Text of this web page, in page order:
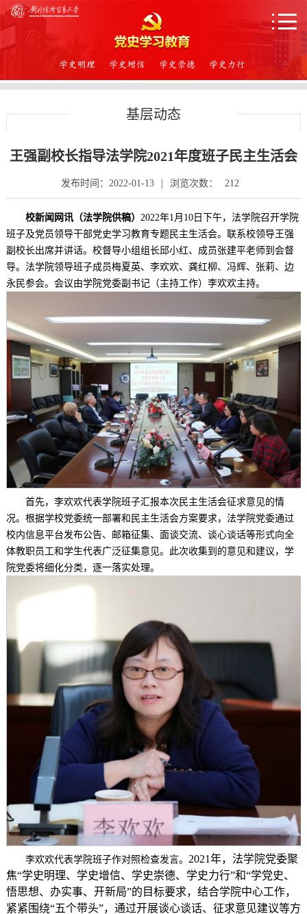
基层动态
王强副校长指导法学院2021年度班子民主生活会
发布时间：2022-01-13 浏览次数： 212
校新闻网讯（法学院供稿） 2022年1月10日下午，法学院召开学院
班子及党员领导干部党史学习教育专题民主生活会。联系校领导王强
副校长出席并讲话。校督导小组组长邱小红、成员张建平老师到会督
导。法学院领导班子成员梅夏英、李欢欢、龚红柳、冯辉、张莉、边
永民参会。会议由学院党委副书记（主持工作）李欢欢主持。
首先，李欢欢代表学院班子汇报本次民主生活会征求意见的情
况。根据学校党委统一部署和民主生活会方案要求，法学院党委通过
校内信息平台发布公告、邮箱征集、面谈交流、谈心谈话等形式向全
体教职员工和学生代表广泛征集意见。此次收集到的意见和建议，学
院党委将细化分类，逐一落实处理。
李欢欢代表学院班子作对照检查发言。 2021年，法学院党委聚
焦“学史明理、学史增信、学史崇德、学史力行”和“学党史、
悟思想、办实事、开新局”的目标要求，结合学院中心工作，
紧紧围绕“五个带头”，通过开展谈心谈话、征求意见建议等方
首页
新闻快讯
学习资料
理论研究
先进典型
党史日历
贸大历次党代会